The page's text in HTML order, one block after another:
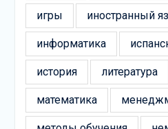
игры иностранный
информатика
история литература
математика